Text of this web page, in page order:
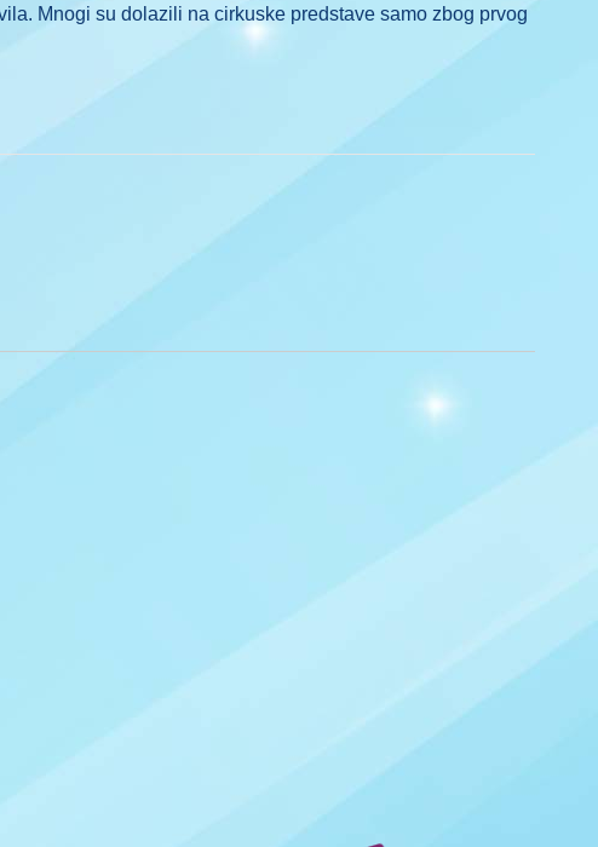
Mnogi su dolazili na cirkuske predstave samo zbog prvog